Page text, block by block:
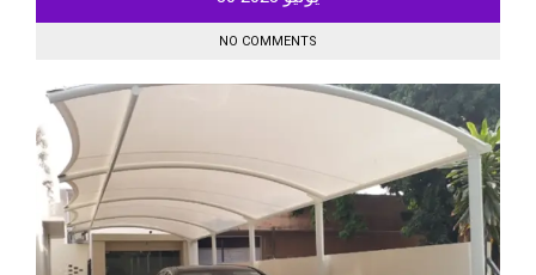
NO COMMENTS